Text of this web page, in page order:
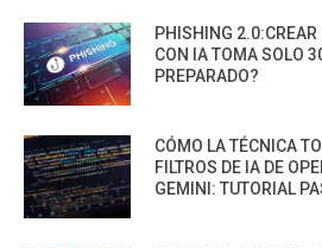
PHISHING
CON IA TOMA SOLO
PREPARADO?
CÓMO LA TÉCNICA
FILTROS DE IA DE
GEMINI: TUTORIAL